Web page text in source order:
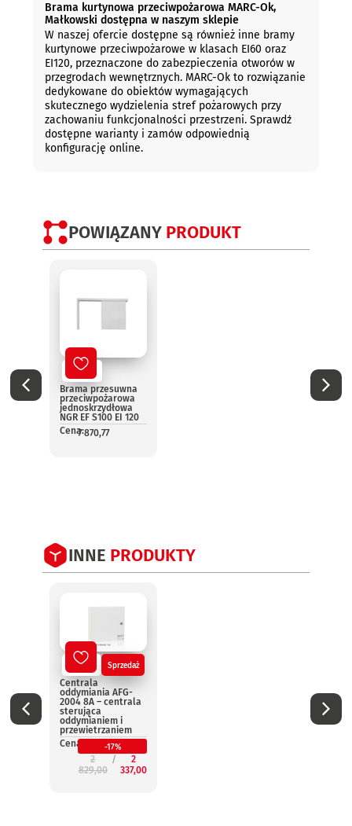
Brama kurtynowa przeciwpożarowa MARC-Ok,
Małkowski dostępna w naszym sklepie
W naszej ofercie dostępne są również inne bramy
kurtynowe przeciwpożarowe w klasach EI60 oraz
EI120, przeznaczone do zabezpieczenia otworów w
przegrodach wewnętrznych. MARC-Ok to rozwiązanie
dedykowane do obiektów wymagających
skutecznego wydzielenia stref pożarowych przy
zachowaniu funkcjonalności przestrzeni. Sprawdź
dostępne warianty i zamów odpowiednią
konfigurację online.
POWIĄZANY PRODUKT
Nowy
Brama przesuwna
przeciwpożarowa
jednoskrzydłowa
NGR EF S100 EI 120
Cena:7 870,77
INNE PRODUKTY
Nowy Sprzedaż
Centrala
oddymiania AFG-
2004 8A – centrala
sterująca
oddymianiem i
przewietrzaniem
Cena:
-17%
2
829,00
2
337,00